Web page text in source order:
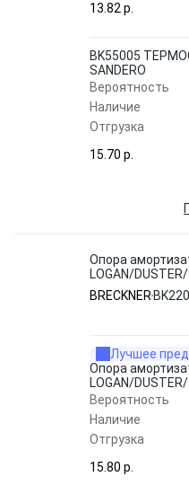
13.82 p.
BK55005
SANDERO
Вероятность
Наличие
Отгрузка
15.70 p.
Опора
LOGAN/
прав. BK22023
BRECKNER
Лучшее
Опора
LOGAN/
Вероятность
Наличие
Отгрузка
15.80 p.